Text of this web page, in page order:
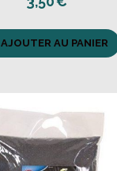
AJOUTER AU PANIER